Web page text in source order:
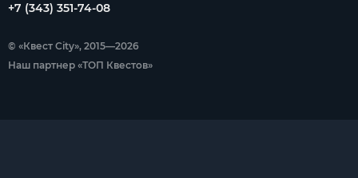
+7 (343) 351-74-08
© «Квест City», 2015—2026
Наш партнер «ТОП Квестов»